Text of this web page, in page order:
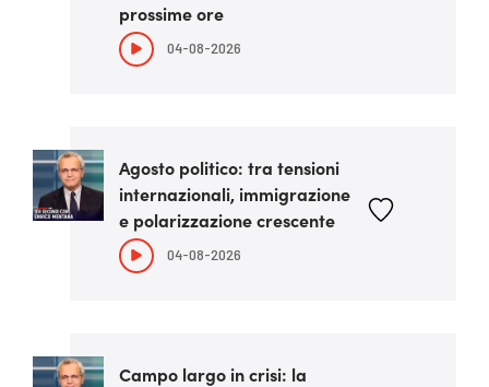
prossime ore
04-08-2026
Agosto politico: tra tensioni
internazionali, immigrazione
e polarizzazione crescente
04-08-2026
Campo largo in crisi: la